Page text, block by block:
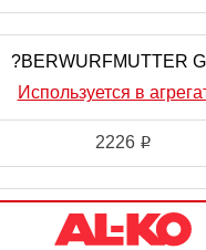
?BERWURFMUTTER
Используется в
2226 i